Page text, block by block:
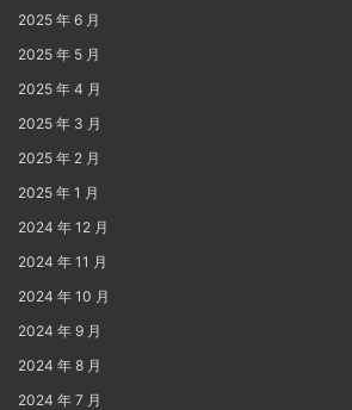
2025 年 6 月
2025 年 5 月
2025 年 4 月
2025 年 3 月
2025 年 2 月
2025 年 1 月
2024 年 12 月
2024 年 11 月
2024 年 10 月
2024 年 9 月
2024 年 8 月
2024 年 7 月